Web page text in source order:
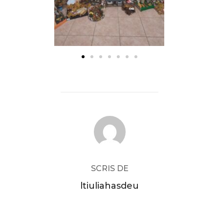
AUTOR ARTICOL
SCRIS DE
ltiuliahasdeu